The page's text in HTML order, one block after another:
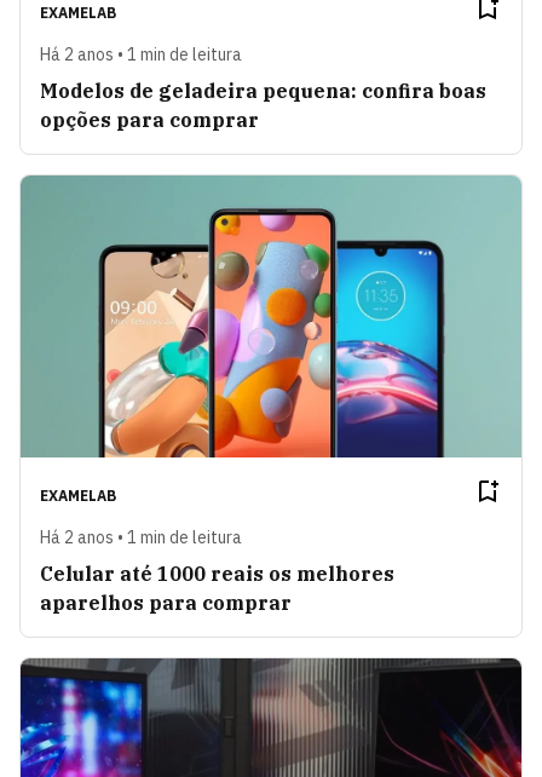
EXAMELAB
Há 2 anos • 1 min de leitura
Modelos de geladeira pequena: confira boas
opções para comprar
EXAMELAB
Há 2 anos • 1 min de leitura
Celular até 1000 reais os melhores
aparelhos para comprar